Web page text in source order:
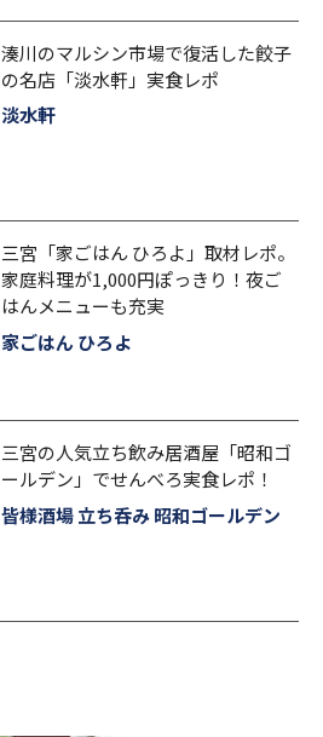
湊川のマルシン市場で復活した餃子
の名店「淡水軒」実食レポ
淡水軒
三宮「家ごはん ひろよ」取材レポ。
家庭料理が1,000円ぽっきり！夜ご
はんメニューも充実
家ごはん ひろよ
三宮の人気立ち飲み居酒屋「昭和ゴ
ールデン」でせんべろ実食レポ！
皆様酒場 立ち呑み 昭和ゴールデン